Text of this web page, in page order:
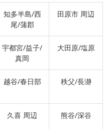
知多半島/西
尾/蒲郡
田原市 周辺
宇都宮/益子/
真岡
大田原/塩原
越谷/春日部 秩父/長瀞
久喜 周辺 熊谷/深谷